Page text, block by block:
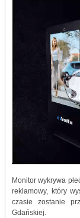
Monitor wykrywa
reklamowy, który
czasie zostanie
Gdańskiej.